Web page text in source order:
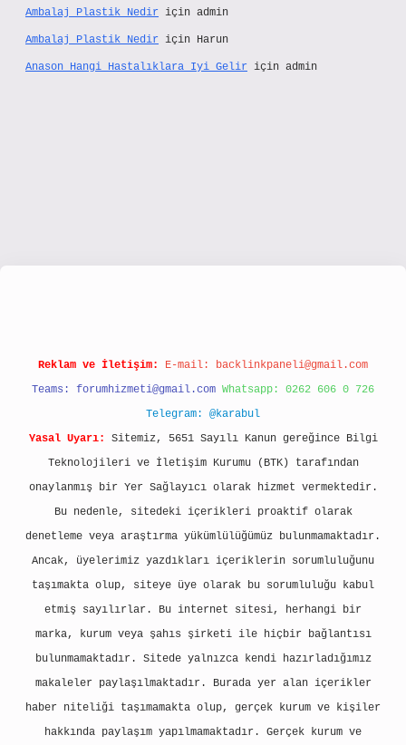
Ambalaj Plastik Nedir için admin
Ambalaj Plastik Nedir için Harun
Anason Hangi Hastalıklara Iyi Gelir için admin
Reklam ve İletişim: E-mail: backlinkpaneli@gmail.com
Teams: forumhizmeti@gmail.com Whatsapp: 0262 606 0 726
Telegram: @karabul
Yasal Uyarı:
Sitemiz, 5651 Sayılı Kanun gereğince Bilgi
Teknolojileri ve İletişim Kurumu (BTK) tarafından
onaylanmış bir Yer Sağlayıcı olarak hizmet vermektedir.
Bu nedenle, sitedeki içerikleri proaktif olarak
denetleme veya araştırma yükümlülüğümüz bulunmamaktadır.
Ancak, üyelerimiz yazdıkları içeriklerin sorumluluğunu
taşımakta olup, siteye üye olarak bu sorumluluğu kabul
etmiş sayılırlar. Bu internet sitesi, herhangi bir
marka, kurum veya şahıs şirketi ile hiçbir bağlantısı
bulunmamaktadır. Sitede yalnızca kendi hazırladığımız
makaleler paylaşılmaktadır. Burada yer alan içerikler
haber niteliği taşımamakta olup, gerçek kurum ve kişiler
hakkında paylaşım yapılmamaktadır. Gerçek kurum ve